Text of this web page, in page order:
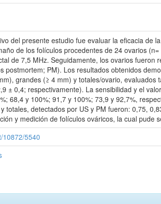
del presente estudio fue evaluar la eficacia
de los folículos procedentes de 24 ovarios
de 7,5 MHz. Seguidamente, los ovarios
postmortem; PM). Los resultados obtenidos
grandes (≥ 4 mm) y totales/ovario,
± 0,4; respectivamente). La sensibilidad y el
68,4 y 100%; 91,7 y 100%; 73,9 y 92,7%,
totales, detectados por US y PM fueron: 0,75,
y medición de folículos ováricos, la cual
10872/5540